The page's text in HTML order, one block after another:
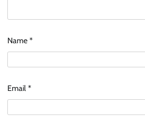
Name *
Email *